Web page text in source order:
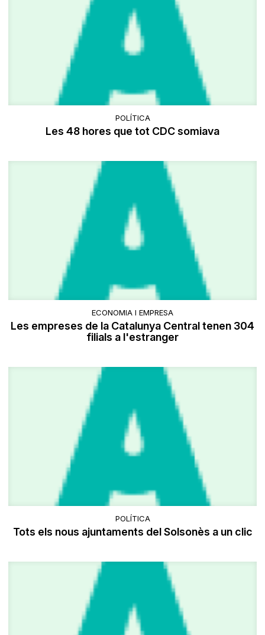
POLÍTICA
Les 48 hores que tot CDC somiava
ECONOMIA I EMPRESA
Les empreses de la Catalunya Central tenen 304
filials a l'estranger
POLÍTICA
Tots els nous ajuntaments del Solsonès a un clic